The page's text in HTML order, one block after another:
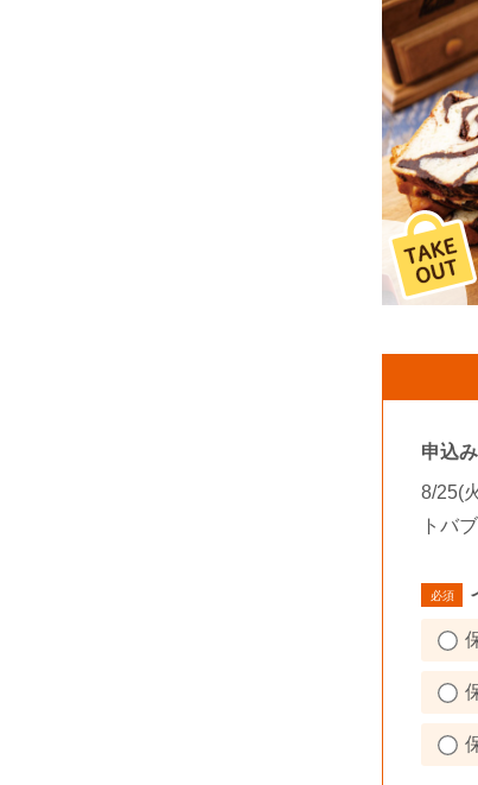
申込
8/25(
トバ